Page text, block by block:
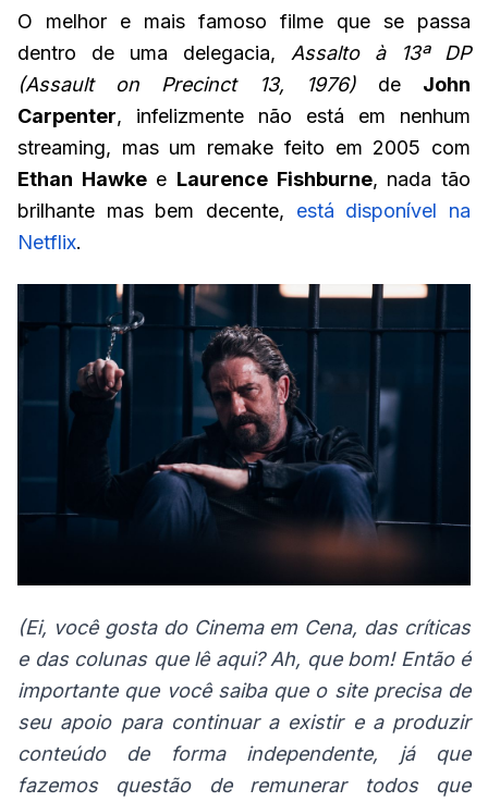
O melhor e mais famoso filme que se passa
dentro de uma delegacia, Assalto à 13ª DP
(Assault on Precinct 13, 1976)de John
Carpenter, infelizmente não está em nenhum
streaming, mas um remake feito em 2005 com
Ethan Hawkee Laurence Fishburne, nada tão
brilhante mas bem decente, está disponível na
Netflix.
(Ei, você gosta do Cinema em Cena, das críticas
e das colunas que lê aqui? Ah, que bom! Então é
importante que você saiba que o site precisa de
seu apoio para continuar a existir e a produzir
conteúdo de forma independente, já que
fazemos questão de remunerar todos que